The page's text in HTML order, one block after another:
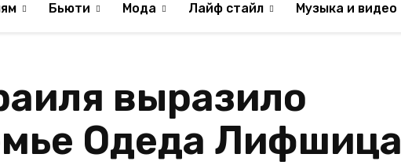
Бьюти Мода Лайф стайл Музыка и видео
выразило
Одеда Лифшица